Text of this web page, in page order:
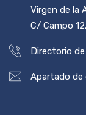
Virgen de la
C/ Campo
Directorio
Apartado de